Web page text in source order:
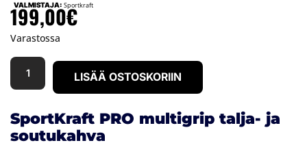
VALMISTAJA: Sportkraft
199,00€
Varastossa
LISÄÄ OSTOSKORIIN
SportKraft PRO multigrip talja- ja
soutukahva